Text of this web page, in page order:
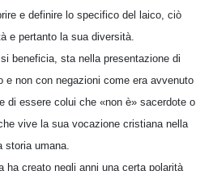
e definire lo specifico del laico, ciò
e pertanto la sua diversità.
beneficia, sta nella presentazione di
e non con negazioni come era avvenuto
di essere colui che «non è» sacerdote o
vive la sua vocazione cristiana nella
storia umana.
ha creato negli anni una certa polarità